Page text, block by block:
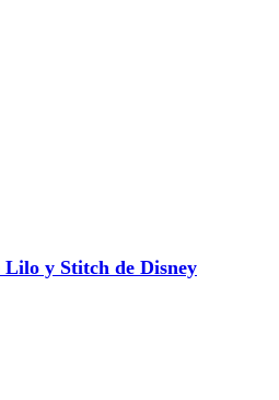
Lilo y Stitch de Disney